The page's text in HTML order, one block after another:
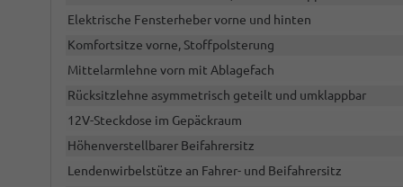
Elektrische Fensterheber vorne und hinten
Komfortsitze vorne, Stoffpolsterung
Mittelarmlehne vorn mit Ablagefach
Rücksitzlehne asymmetrisch geteilt und umklappbar
12V-Steckdose im Gepäckraum
Höhenverstellbarer Beifahrersitz
Lendenwirbelstütze an Fahrer- und Beifahrersitz